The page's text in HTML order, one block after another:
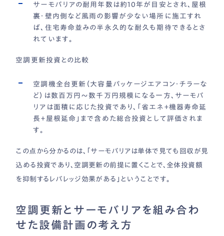
サーモバリアの耐用年数は約10年が目安とされ、屋根
裏・壁内側など風雨の影響が少ない場所に施工すれ
ば、住宅寿命並みの半永久的な耐久も期待できるとさ
れています。
空調更新投資との比較
空調機全台更新（大容量パッケージエアコン・チラーな
ど）は数百万円〜数千万円規模になる一方、サーモバ
リアは面積に応じた投資であり、「省エネ＋機器寿命延
長＋屋根延命」まで含めた総合投資として評価されま
す。
この点から分かるのは、「サーモバリアは単体で見ても回収が見
込める投資であり、空調更新の前提に置くことで、全体投資額
を抑制するレバレッジ効果がある」ということです。
空調更新とサーモバリアを組み合わ
せた設備計画の考え方